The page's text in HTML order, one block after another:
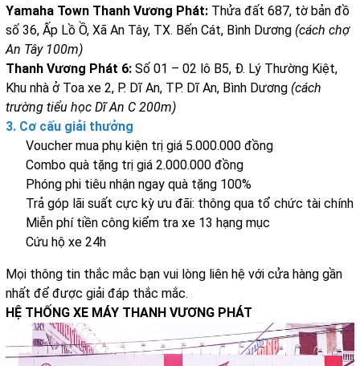
Yamaha Town Thanh Vương Phát: Thửa đất 687, tờ bản đồ
số 36, Ấp Lồ Ồ, Xã An Tây, TX. Bến Cát, Bình Dương (cách chợ
An Tây 100m)
Thanh Vương Phát 6: Số 01 – 02 lô B5, Đ. Lý Thường Kiệt,
Khu nhà ở Toa xe 2, P. Dĩ An, TP. Dĩ An, Bình Dương (cách
trường tiểu học Dĩ An C 200m)
3. Cơ cấu giải thưởng
Voucher mua phụ kiện trị giá 5.000.000 đồng
Combo quà tặng trị giá 2.000.000 đồng
Phóng phi tiêu nhận ngay quà tặng 100%
Trả góp lãi suất cực kỳ ưu đãi: thông qua tổ chức tài chính
Miễn phí tiền công kiểm tra xe 13 hạng mục
Cứu hộ xe 24h
Mọi thông tin thắc mắc bạn vui lòng liên hệ với cửa hàng gần
nhất để được giải đáp thắc mắc.
HỆ THỐNG XE MÁY THANH VƯƠNG PHÁT